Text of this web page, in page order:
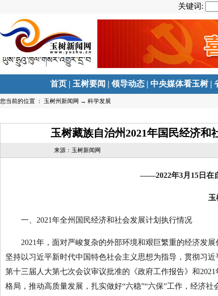
关键词:
首页 |玉树要闻 |领导动态 | 中央媒体看玉树 |
您当前的位置 ： 玉树州新闻网 → 科学发展
玉树藏族自治州2021年国民经济和
来源：玉树新闻网
——2022年3月 15 日在
玉
一、2021年全州国民经济和社会发展计划执行情况
2021年，面对严峻复杂的外部环境和艰巨繁重的经济发展
坚持以习近平新时代中国特色社会主义思想为指导，贯彻习
第十三届人大第七次会议审议批准的《政府工作报告》和
格局，推动高质量发展，扎实做好“六稳”“六保”工作，经济